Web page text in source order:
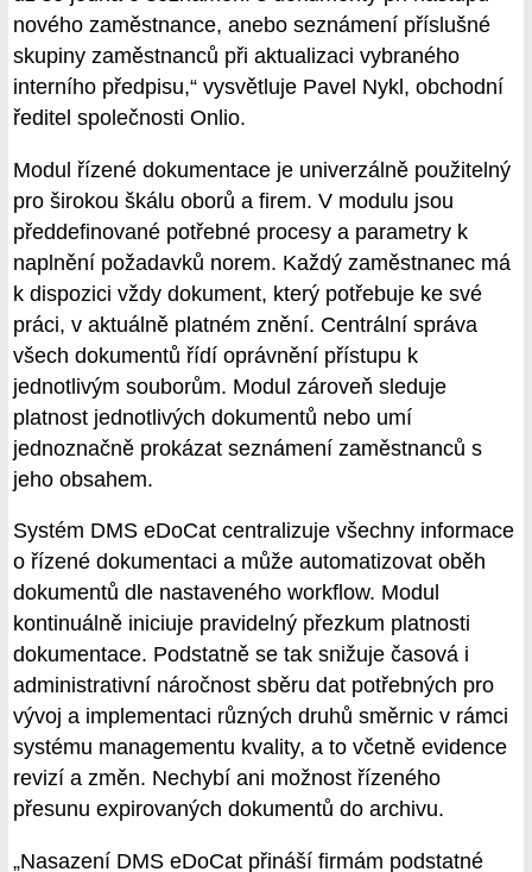
nového zaměstnance, anebo seznámení příslušné
skupiny zaměstnanců při aktualizaci vybraného
interního předpisu,“ vysvětluje Pavel Nykl, obchodní
ředitel společnosti Onlio.
Modul řízené dokumentace je univerzálně použitelný
pro širokou škálu oborů a firem. V modulu jsou
předdefinované potřebné procesy a parametry k
naplnění požadavků norem. Každý zaměstnanec má
k dispozici vždy dokument, který potřebuje ke své
práci, v aktuálně platném znění. Centrální správa
všech dokumentů řídí oprávnění přístupu k
jednotlivým souborům. Modul zároveň sleduje
platnost jednotlivých dokumentů nebo umí
jednoznačně prokázat seznámení zaměstnanců s
jeho obsahem.
Systém DMS eDoCat centralizuje všechny informace
o řízené dokumentaci a může automatizovat oběh
dokumentů dle nastaveného workflow. Modul
kontinuálně iniciuje pravidelný přezkum platnosti
dokumentace. Podstatně se tak snižuje časová i
administrativní náročnost sběru dat potřebných pro
vývoj a implementaci různých druhů směrnic v rámci
systému managementu kvality, a to včetně evidence
revizí a změn. Nechybí ani možnost řízeného
přesunu expirovaných dokumentů do archivu.
„Nasazení DMS eDoCat přináší firmám podstatné